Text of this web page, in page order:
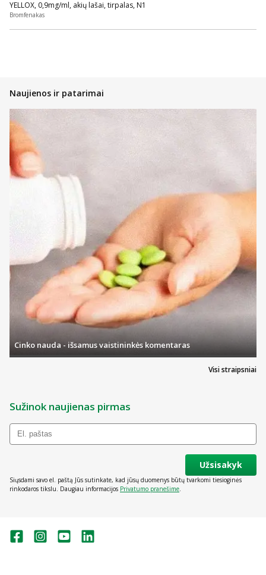
YELLOX, 0,9mg/ml, akių lašai, tirpalas, N1
Bromfenakas
Naujienos ir patarimai
Visi straipsniai
Cinko nauda - išsamus vaistininkės komentaras
Sužinok naujienas pirmas
Užsisakyk
Siųsdami savo el. paštą Jūs sutinkate, kad jūsų duomenys būtų tvarkomi tiesioginės
rinkodaros tikslu. Daugiau informacijos Privatumo pranešime.